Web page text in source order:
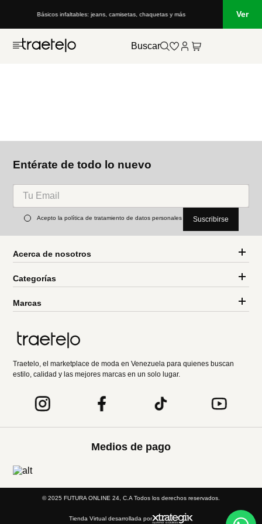
Básicos infaltables: jeans, camisetas, chaquetas y más Ver
Buscar
Entérate de todo lo nuevo
Acepto la política de tratamiento de datos personales Suscribirse
Acerca de nosotros
Categorías
Marcas
Traetelo, el marketplace de moda en Venezuela para quienes buscan
estilo, calidad y las mejores marcas en un solo lugar.
Medios de pago
© 2025 FUTURA ONLINE 24, C.A Todos los derechos reservados.
Tienda Virtual desarrollada por